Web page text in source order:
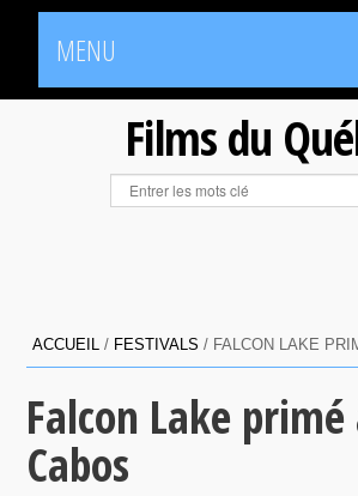
MENU
Films du
ACCUEIL / FESTIVALS / FALCON LAKE
Falcon Lake primé
Cabos